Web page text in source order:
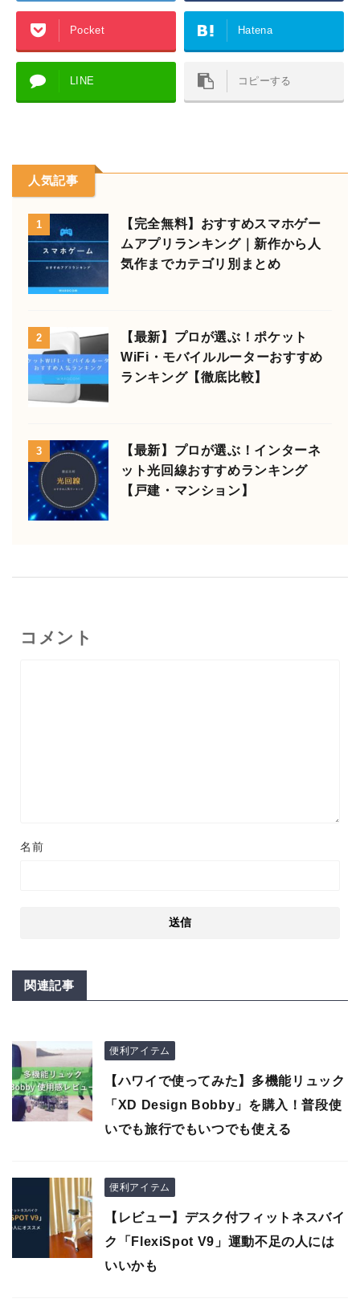
Pocket Hatena
LINE コピーする
人気記事
1
【完全無料】おすすめスマホゲー
ムアプリランキング｜新作から人
気作までカテゴリ別まとめ
2
【最新】プロが選ぶ！ポケット
WiFi・モバイルルーターおすすめ
ランキング【徹底比較】
3
【最新】プロが選ぶ！インターネ
ット光回線おすすめランキング
【戸建・マンション】
コメント
名前
関連記事
便利アイテム
【ハワイで使ってみた】多機能リュック
「XD Design Bobby」を購入！普段使
いでも旅行でもいつでも使える
便利アイテム
【レビュー】デスク付フィットネスバイ
ク「FlexiSpot V9」運動不足の人には
いいかも